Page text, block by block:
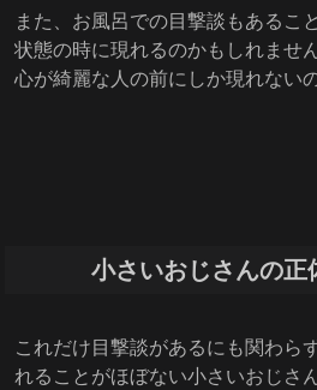
また、お風呂での目撃談もあるこ
状態の時に現れるのかもしれません
心が綺麗な人の前にしか現れない
小さいおじさんの正
これだけ目撃談があるにも関わら
れることがほぼない小さいおじさ